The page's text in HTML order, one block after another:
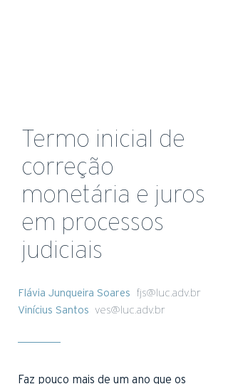
Termo inicial de
correção
monetária e juros
em processos
judiciais
Flávia Junqueira Soares fjs@luc.adv.br
Vinícius Santos ves@luc.adv.br
Faz pouco mais de um ano que os